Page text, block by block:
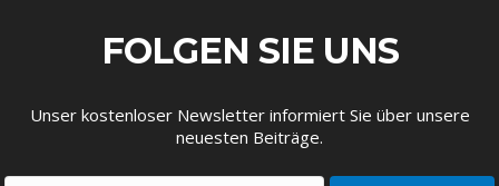
FOLGEN SIE UNS
Unser kostenloser Newsletter informiert Sie über unsere
neuesten Beiträge.